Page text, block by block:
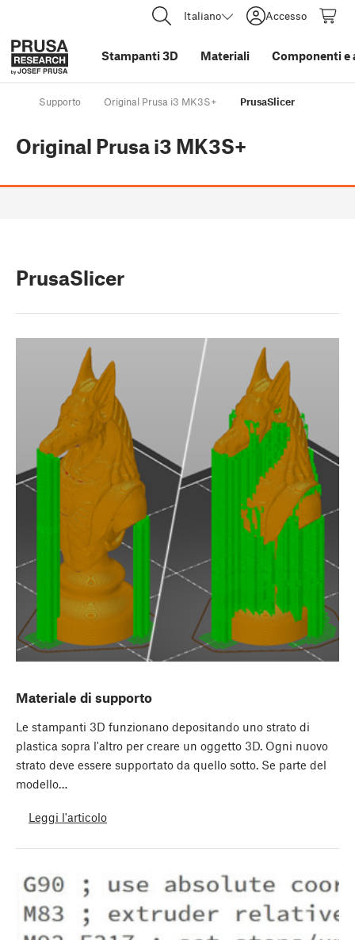
Italiano Accesso
Stampanti 3D Materiali Componenti e
Supporto Original Prusa i3 MK3S+ PrusaSlicer
Original Prusa i3 MK3S+
PrusaSlicer
Materiale di supporto
Le stampanti 3D funzionano depositando uno strato di
plastica sopra l'altro per creare un oggetto 3D. Ogni nuovo
strato deve essere supportato da quello sotto. Se parte del
modello…
Leggi l'articolo